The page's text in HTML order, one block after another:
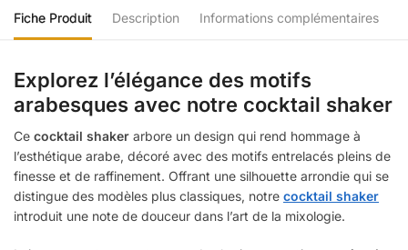
Fiche Produit Description Informations complémentaires
Explorez l’élégance des motifs
arabesques avec notre cocktail shaker
Ce cocktail shaker arbore un design qui rend hommage à
l’esthétique arabe, décoré avec des motifs entrelacés pleins de
finesse et de raffinement. Offrant une silhouette arrondie qui se
distingue des modèles plus classiques, notre cocktail shaker
introduit une note de douceur dans l’art de la mixologie.